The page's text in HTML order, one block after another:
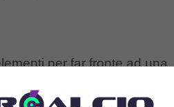
per far fronte ad una
Il Milan sembra infatti in